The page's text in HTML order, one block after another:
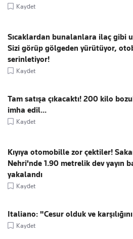
Kaydet
Sıcaklardan bunalanlara ilaç gibi
Sizi görüp gölgeden yürütüyor,
serinletiyor!
Kaydet
Tam satışa çıkacaktı! 200 kilo
imha edil...
Kaydet
Kıyıya otomobille zor çektiler!
Nehri'nde 1.90 metrelik dev yayın
yakalandı
Kaydet
Italiano: "Cesur olduk ve
Kaydet